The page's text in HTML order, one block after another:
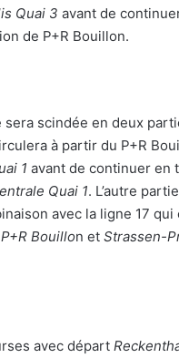
Quai 3 avant de
de P+R Bouillon.
sera scindée en deux
à partir du P+R
1 avant de continuer en
Quai 1. L’autre
avec la ligne 17
P+R Bouillon et Strassen-
avec départ